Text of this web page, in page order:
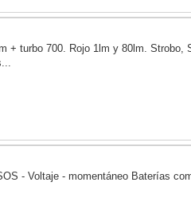
+ turbo 700. Rojo 1lm y 80lm. Strobo,
- Voltaje - momentáneo Baterías